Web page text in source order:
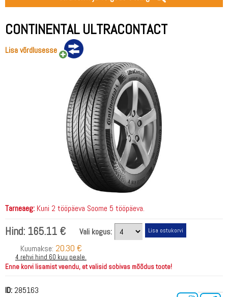
CONTINENTAL ULTRACONTACT
Lisa võrdlusesse
Tarneaeg: Kuni 2 tööpäeva Soome 5 tööpäeva.
Hind: 165.11 €
Vali kogus:
Kuumakse: 20.30 €
4 rehvi hind 60 kuu peale.
Enne korvi lisamist veendu, et valisid sobivas mõõdus toote!
ID: 285163